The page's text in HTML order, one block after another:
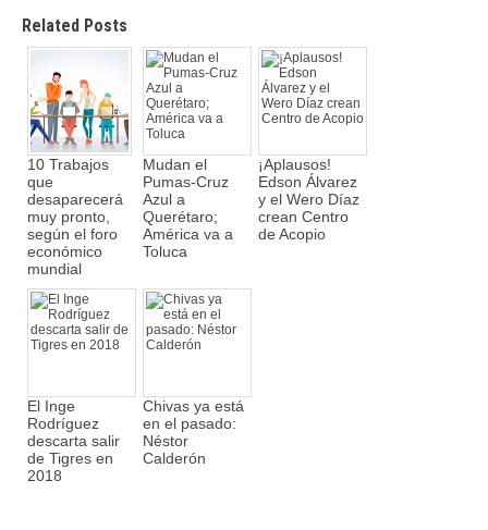
Related Posts
10 Trabajos
que
desaparecerá
muy pronto,
según el foro
económico
mundial
Mudan el
Pumas-Cruz
Azul a
Querétaro;
América va a
Toluca
¡Aplausos!
Edson Álvarez
y el Wero Díaz
crean Centro
de Acopio
El Inge
Rodríguez
descarta salir
de Tigres en
2018
Chivas ya está
en el pasado:
Néstor
Calderón